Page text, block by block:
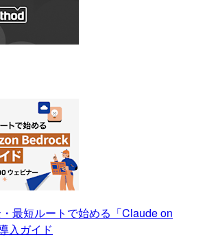
・最短ルートで始める「Claude on
入ガイド